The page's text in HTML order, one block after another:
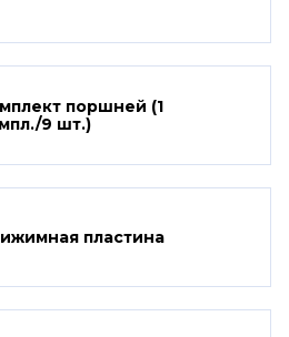
поршней (1
9 шт.)
пластина